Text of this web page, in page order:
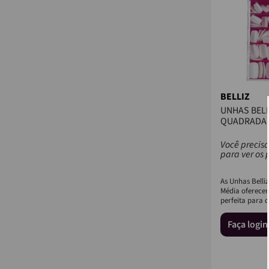
BELLIZ
UNHAS
QUADRADA
Você
para ver os
As Unhas
Média
perfeita para
praticidade
estilo. ...
Faça